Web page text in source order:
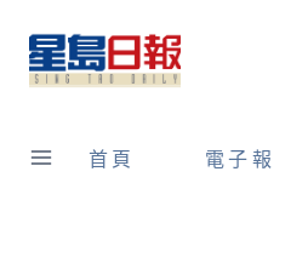
content
首頁 電子報